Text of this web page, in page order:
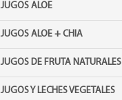
JUGOS ALOE
JUGOS ALOE + CHIA
JUGOS DE FRUTA NATURALES
JUGOS Y LECHES VEGETALES